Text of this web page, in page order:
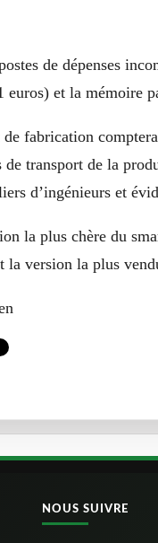
de dépenses
euros) et la mémoire
fabrication
de transport de la
d’ingénieurs et
la plus chère du
la version la plus
NOUS SUIVRE